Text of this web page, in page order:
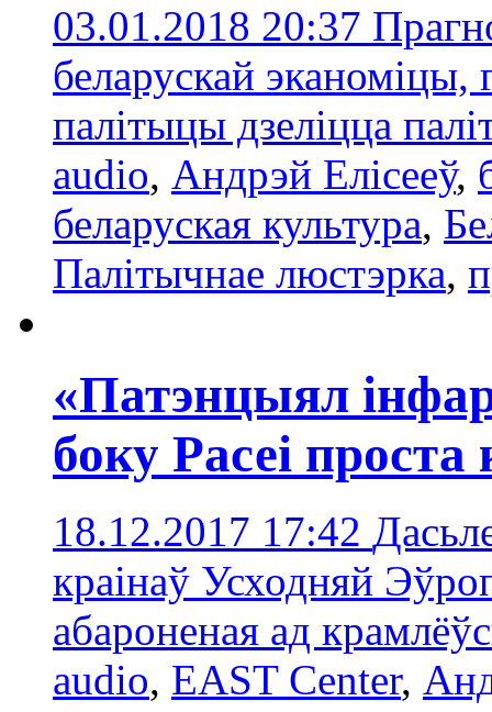
03.01.2018 20:37
беларускай
палітыцы дзеліцца
audio, Андрэй Елісееў,
беларуская культура,
Палітычнае люстэрка,
«Патэнцыял
боку Расеі
18.12.2017 17:42
краінаў Усходняй
абароненая ад
audio, EAST Center,